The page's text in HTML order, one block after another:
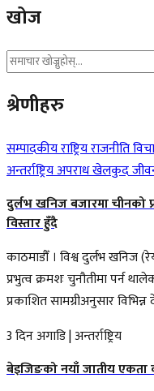
खोज
श्रेणीहरु
सम्पादकीयराष्ट्रियराजनीति
अन्तर्राष्ट्रियअपराधखेलकुद
दुर्लभ खनिज बजारमा चीनको
विस्तार हुँदै
काठमाडौँ । विश्व दुर्लभ खनिज
प्रभुत्व क्रमशः चुनौतीमा पर्न
प्रकाशित सामग्रीअनुसार
3 दिन अगाडि|अन्तर्राष्ट्रिय
बेइजिङको नयाँ जातीय एकता